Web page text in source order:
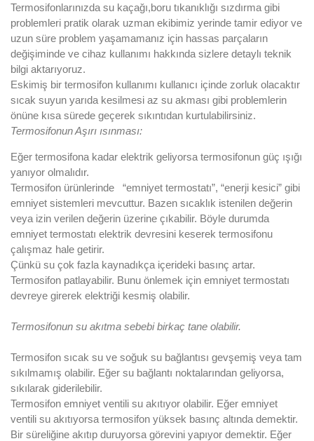
Termosifonlarınızda su kaçağı,boru tıkanıklığı sızdırma gibi
problemleri pratik olarak uzman ekibimiz yerinde tamir ediyor ve
uzun süre problem yaşamamanız için hassas parçaların
değişiminde ve cihaz kullanımı hakkında sizlere detaylı teknik
bilgi aktarıyoruz.
Eskimiş bir termosifon kullanımı kullanıcı içinde zorluk olacaktır
sıcak suyun yarıda kesilmesi az su akması gibi problemlerin
önüne kısa sürede geçerek sıkıntıdan kurtulabilirsiniz.
Termosifonun Aşırı ısınması:
Eğer termosifona kadar elektrik geliyorsa termosifonun güç ışığı
yanıyor olmalıdır.
Termosifon ürünlerinde “emniyet termostatı”, “enerji kesici” gibi
emniyet sistemleri mevcuttur. Bazen sıcaklık istenilen değerin
veya izin verilen değerin üzerine çıkabilir. Böyle durumda
emniyet termostatı elektrik devresini keserek termosifonu
çalışmaz hale getirir.
Çünkü su çok fazla kaynadıkça içerideki basınç artar.
Termosifon patlayabilir. Bunu önlemek için emniyet termostatı
devreye girerek elektriği kesmiş olabilir.
Termosifonun su akıtma sebebi birkaç tane olabilir.
Termosifon sıcak su ve soğuk su bağlantısı gevşemiş veya tam
sıkılmamış olabilir. Eğer su bağlantı noktalarından geliyorsa,
sıkılarak giderilebilir.
Termosifon emniyet ventili su akıtıyor olabilir. Eğer emniyet
ventili su akıtıyorsa termosifon yüksek basınç altında demektir.
Bir süreliğine akıtıp duruyorsa görevini yapıyor demektir. Eğer